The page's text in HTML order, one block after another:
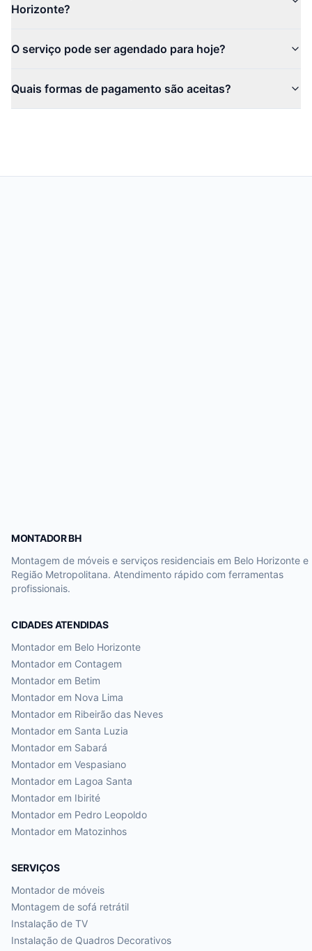
Horizonte?
O serviço pode ser agendado para hoje?
Quais formas de pagamento são aceitas?
MONTADOR BH
Montagem de móveis e serviços residenciais em Belo Horizonte e
Região Metropolitana. Atendimento rápido com ferramentas
profissionais.
CIDADES ATENDIDAS
Montador em Belo Horizonte
Montador em Contagem
Montador em Betim
Montador em Nova Lima
Montador em Ribeirão das Neves
Montador em Santa Luzia
Montador em Sabará
Montador em Vespasiano
Montador em Lagoa Santa
Montador em Ibirité
Montador em Pedro Leopoldo
Montador em Matozinhos
SERVIÇOS
Montador de móveis
Montagem de sofá retrátil
Instalação de TV
Instalação de Quadros Decorativos